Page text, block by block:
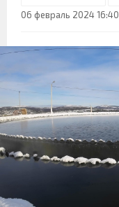
06 февраль 2024 16:40